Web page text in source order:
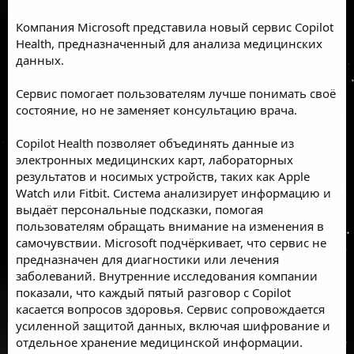
Компания Microsoft представила новый сервис Copilot
Health, предназначенный для анализа медицинских
данных.
Сервис помогает пользователям лучше понимать своё
состояние, но не заменяет консультацию врача.
Copilot Health позволяет объединять данные из
электронных медицинских карт, лабораторных
результатов и носимых устройств, таких как Apple
Watch или Fitbit. Система анализирует информацию и
выдаёт персональные подсказки, помогая
пользователям обращать внимание на изменения в
самочувствии. Microsoft подчёркивает, что сервис не
предназначен для диагностики или лечения
заболеваний. Внутренние исследования компании
показали, что каждый пятый разговор с Copilot
касается вопросов здоровья. Сервис сопровождается
усиленной защитой данных, включая шифрование и
отдельное хранение медицинской информации.